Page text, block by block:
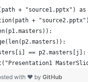
+ "source1.pptx") as
+
== p2.masters[j]:
with ❤ by GitHub